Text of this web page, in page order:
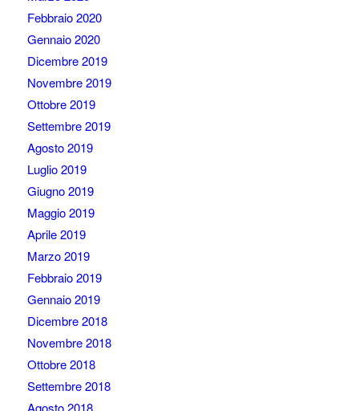
Febbraio 2020
Gennaio 2020
Dicembre 2019
Novembre 2019
Ottobre 2019
Settembre 2019
Agosto 2019
Luglio 2019
Giugno 2019
Maggio 2019
Aprile 2019
Marzo 2019
Febbraio 2019
Gennaio 2019
Dicembre 2018
Novembre 2018
Ottobre 2018
Settembre 2018
Agosto 2018